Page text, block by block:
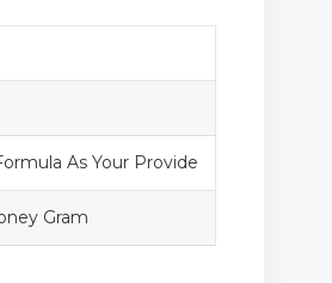
As Your Provide
Gram